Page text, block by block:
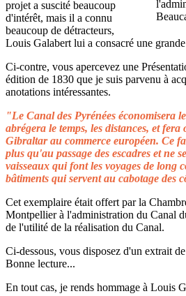
projet a suscité beaucoup
d'intérêt, mais il a connu
beaucoup de détracteurs,
Louis Galabert lui a consacré une
Ci-contre, vous apercevez une
édition de 1830 que je suis parvenu à
anotations intéressantes.
"Le Canal des Pyrénées économisera
abrégera le temps, les distances, et
Gibraltar au commerce européen. Ce
plus qu'au passage des escadres et ne
vaisseaux qui font les voyages de long
bâtiments qui servent au cabotage des
Cet exemplaire était offert par la
Montpellier à l'administration du Canal
de l'utilité de la réalisation du Canal.
Ci-dessous, vous disposez d'un extrait
Bonne lecture...
En tout cas, je rends hommage à Louis